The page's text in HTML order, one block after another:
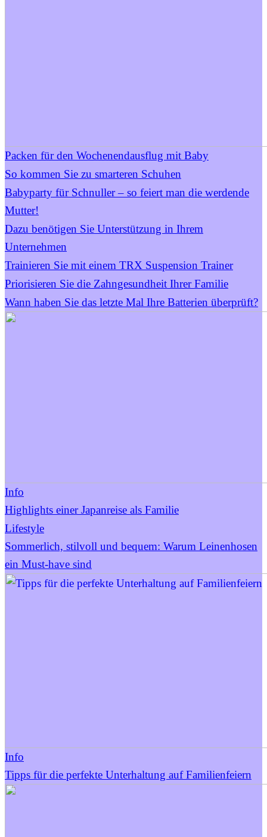
Packen für den Wochenendausflug mit Baby
So kommen Sie zu smarteren Schuhen
Babyparty für Schnuller – so feiert man die werdende
Mutter!
Dazu benötigen Sie Unterstützung in Ihrem
Unternehmen
Trainieren Sie mit einem TRX Suspension Trainer
Priorisieren Sie die Zahngesundheit Ihrer Familie
Wann haben Sie das letzte Mal Ihre Batterien überprüft?
Info
Highlights einer Japanreise als Familie
Lifestyle
Sommerlich, stilvoll und bequem: Warum Leinenhosen
ein Must-have sind
Info
Tipps für die perfekte Unterhaltung auf Familienfeiern